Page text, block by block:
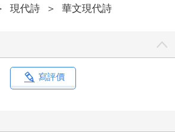
重要甚至光彩的事情，把成語記牢、把
本質上就是較俗氣、較粗魯的語言，真的
我開始有了這些疑惑，因而決定要把台語
學起來，親自尋找答案。越學世界便越遼
活裡的日花一般，看見越來越多從前不曾
有注意到的美景？研究日治時期的台語辭
現代詩 ＞ 華文現代詩
寫評價